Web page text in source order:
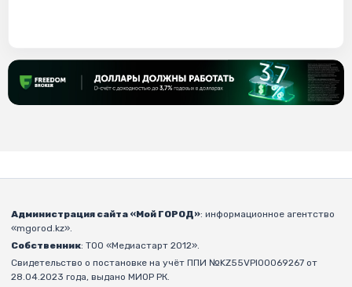
Администрация сайта «Мой ГОРОД»: информационное агентство
«mgorod.kz».
Собственник: ТОО «Медиастарт 2012».
Свидетельство о постановке на учёт ППИ №KZ55VPI00069267 от
28.04.2023 года, выдано МИОР РК.